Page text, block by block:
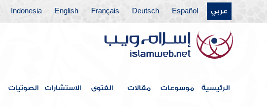
عربي Español
Deutsch
Français
English
Indonesia
الرئيسية موسوعات مقالات الفتوى الاستشارات الصوتيات